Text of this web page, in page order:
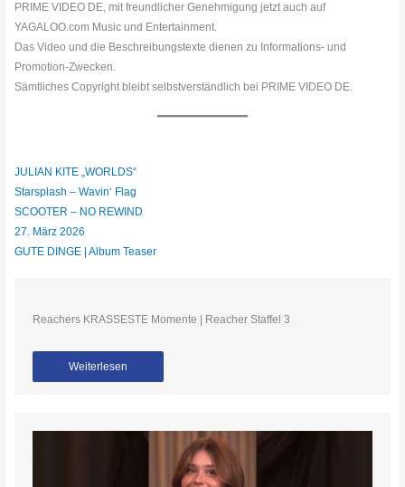
PRIME VIDEO DE, mit freundlicher Genehmigung jetzt auch auf
YAGALOO.com Music und Entertainment.
Das Video und die Beschreibungstexte dienen zu Informations- und
Promotion-Zwecken.
Sämtliches Copyright bleibt selbstverständlich bei PRIME VIDEO DE.
JULIAN KITE „WORLDS“
Starsplash – Wavin‘ Flag
SCOOTER – NO REWIND
27. März 2026
GUTE DINGE | Album Teaser
Reachers KRASSESTE Momente | Reacher Staffel 3
Weiterlesen